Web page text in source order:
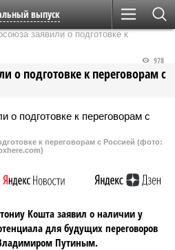
выпуск
заявили о подготовке к
о подготовке к переговорам с
978
к переговорам с Россией (фото:
Кошта заявил о наличии у
для будущих переговоров
Путиным.